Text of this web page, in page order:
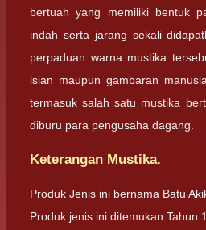
bertuah yang memiliki bentuk
indah serta jarang sekali
perpaduan warna mustika
isian maupun gambaran
termasuk salah satu mustika
diburu para pengusaha dagang.
Keterangan Mustika.
Produk Jenis ini bernama Batu
Produk jenis ini ditemukan Tahun